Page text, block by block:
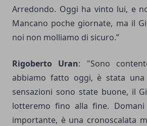
Arredondo. Oggi ha vinto lui, e
Mancano poche giornate, ma il
noi non molliamo di sicuro.”
Rigoberto Uran: "Sono
abbiamo fatto oggi, è stata una
sensazioni sono state buone, il
lotteremo fino alla fine.
importante, è una cronoscalata